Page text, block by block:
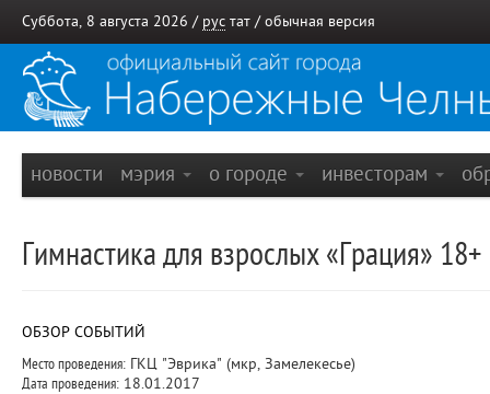
Суббота, 8 августа 2026 / рус тат / обычная версия
новости мэрия о городе инвесторам
Гимнастика для взрослых «Грация» 18+
ОБЗОР СОБЫТИЙ
Место проведения: ГКЦ "Эврика" (мкр, Замелекесье)
Дата проведения: 18.01.2017